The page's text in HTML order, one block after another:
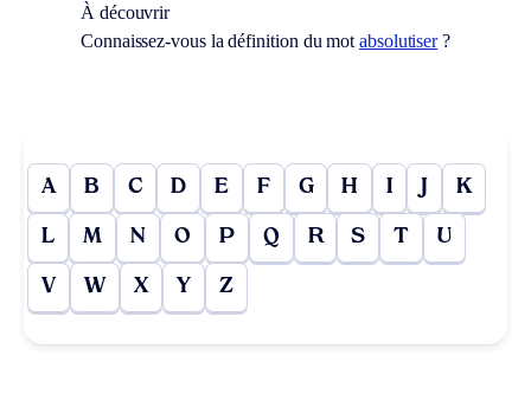
À découvrir
Connaissez-vous la définition du motabsolutiser?
A B C D E F G H I J K
L M N O P Q R S T U
V W X Y Z